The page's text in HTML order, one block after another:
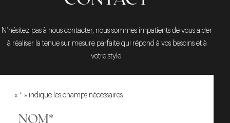
N’hésitez pas à nous contacter, nous sommes impatients de vous aider
à réaliser la tenue sur mesure parfaite qui répond à vos besoins et à
votre style.
« * » indique les champs nécessaires